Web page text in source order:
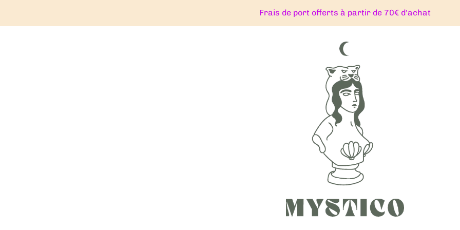
contenu
Frais de port offerts à partir de 70€ d'achat